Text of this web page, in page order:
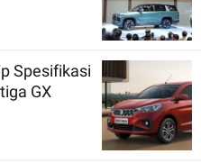
Spesifikasi
GX